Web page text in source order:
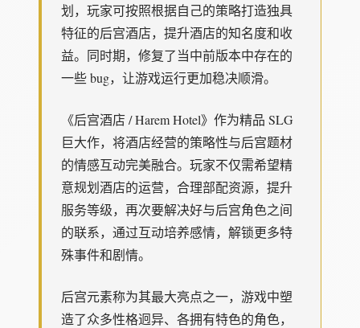
划，玩家可按照根据自己的策略打造独具
特征的后宫酒店，提升酒店的知名度和收
益。同时期，修复了当中前版本中存在的
一些 bug，让游戏运行更加稳决顺滑。
《后宫酒店 / Harem Hotel》作为精品 SLG
巨大作，将酒店经营的策略性与后宫题材
的情感互动完美融合。玩家不仅需希望精
意规划酒店的运营，合理部配资源，提升
服务等级，再次要解决好与后宫角色之间
的联系，通过互动培养感情，解锁更多特
殊事件和剧情。
后宫元素称为其最大亮点之一，游戏中塑
造了众多性格迥异、各拥有特色的角色，